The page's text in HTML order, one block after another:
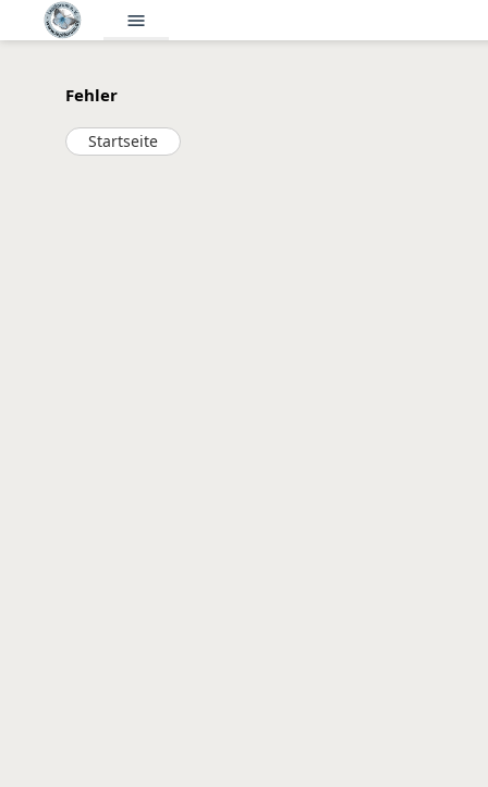
menu
Fehler
Startseite